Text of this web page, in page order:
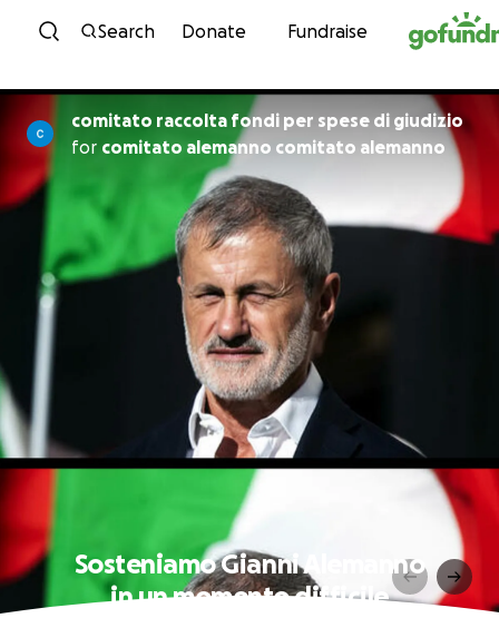
Skip to content
Search Donate Fundraise
comitato raccolta fondi per spese di giudizio
for comitato alemanno comitato alemanno
Sosteniamo Gianni Alemanno
in un momento difficile